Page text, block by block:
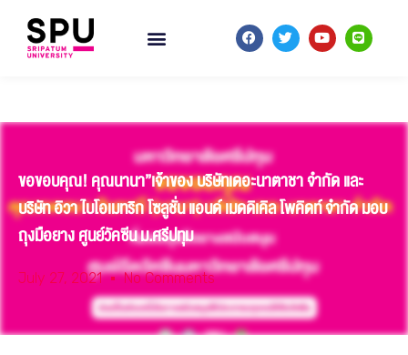
ขอขอบคุณ! คุณนานา”เจ้าของ บริษัทเดอะนาตาชา จำกัด และ
บริษัท อิวา ไบโอเมทริก โซลูชั่น แอนด์ เมดดิเคิล โพคิดท์ จำกัด มอบ
ถุงมือยาง ศูนย์วัคซีน ม.ศรีปทุม
July 27, 2021 No Comments